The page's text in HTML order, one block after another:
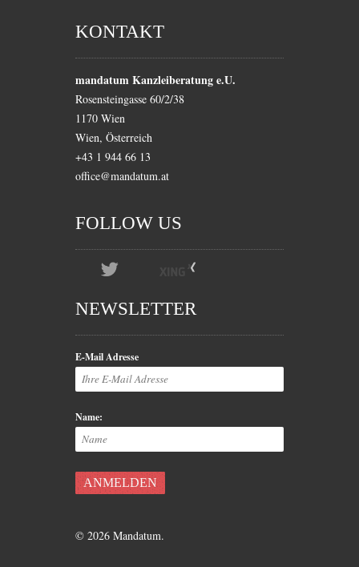
KONTAKT
mandatum Kanzleiberatung e.U.
Rosensteingasse 60/2/38
1170 Wien
Wien, Österreich
+43 1 944 66 13
office@mandatum.at
FOLLOW US
NEWSLETTER
E-Mail Adresse
Name:
© 2026 Mandatum.